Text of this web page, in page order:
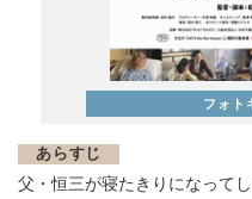
あらすじ
父・恒三が寝たきりになって